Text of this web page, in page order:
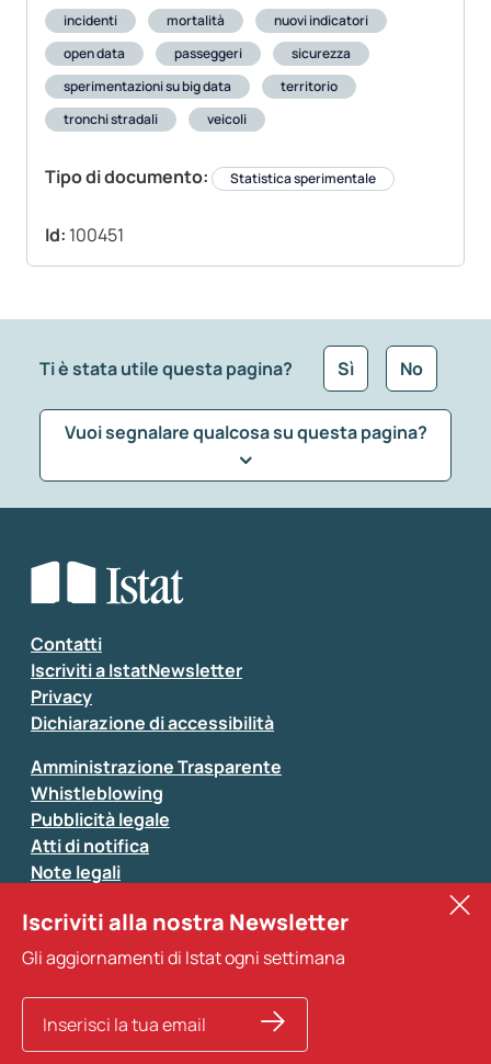
incidenti
mortalità
nuovi indicatori
open data
passeggeri
sicurezza
sperimentazioni su big data
territorio
tronchi stradali
veicoli
Tipo di documento: Statistica sperimentale
Id: 100451
Ti è stata utile questa pagina? Sì No
Vuoi segnalare qualcosa su questa pagina?
Seleziona la tipologia della segnalazione
Inserisci il tuo commento
Si prega di non fornire dati di natura personale (ad
esempio dati di contatto). Per ogni altra comunicazione
e per richiedere dati, pubblicazioni, file di microdati,
ricerche storiche e richieste personalizzate basta
Contatti
Iscriviti a IstatNewsletter
Privacy
Dichiarazione di accessibilità
Amministrazione Trasparente
Whistleblowing
Pubblicità legale
Atti di notifica
Note legali
Sistan
Altri servizi
Iscriviti alla nostra Newsletter
Gli aggiornamenti di Istat ogni settimana